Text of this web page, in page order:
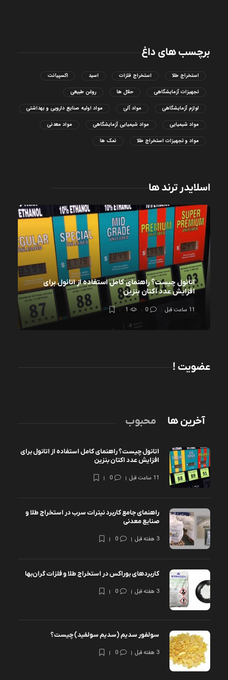
برچسب های داغ
استخراج طلا استخراج فلزات اسید اکسپیانت
تجهیزات آزمایشگاهی حلال ها روغن طبیعی
لوازم آزمایشگاهی مواد آلی مواد اولیه صنایع دارویی و بهداشتی
مواد شیمیایی مواد شیمیایی آزمایشگاهی مواد معدنی
مواد و تجهیزات استخراج طلا نمک ها
اسلایدر ترند ها
اتانول چیست؟ راهنمای کامل استفاده از اتانول برای
افزایش عدد اکتان بنزین
11 ساعت قبل 0
1
عضویت !
آخرین ها محبوب
اتانول چیست؟ راهنمای کامل استفاده از اتانول برای
افزایش عدد اکتان بنزین
11 ساعت قبل 0
راهنمای جامع کاربرد نیترات سرب در استخراج طلا و
صنایع معدنی
3 هفته قبل 0
کاربردهای بوراکس در استخراج طلا و فلزات گران‌بها
3 هفته قبل 0
سولفور سدیم (سدیم سولفید) چیست؟
3 هفته قبل 0